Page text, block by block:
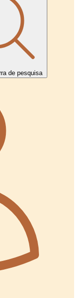
de pesquisa